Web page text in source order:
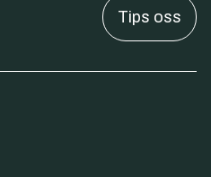
Tips oss